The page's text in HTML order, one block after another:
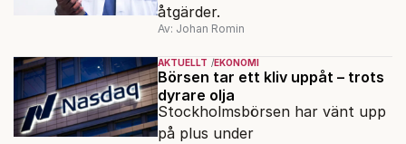
åtgärder.
Av: Johan Romin
AKTUELLT EKONOMI
Börsen tar ett kliv uppåt – trots
dyrare olja
Stockholmsbörsen har vänt upp
på plus under